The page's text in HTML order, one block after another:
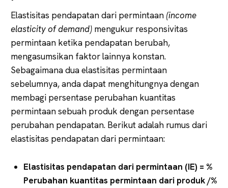
Elastisitas pendapatan dari permintaan (income
elasticityofdemand) mengukur responsivitas
permintaan ketika pendapatan berubah,
mengasumsikan faktor lainnya konstan.
Sebagaimana dua elastisitas permintaan
sebelumnya, anda dapat menghitungnya dengan
membagi persentase perubahan kuantitas
permintaan sebuah produk dengan persentase
perubahan pendapatan. Berikut adalah rumus dari
elastisitas pendapatan dari permintaan:
Elastisitas pendapatan dari permintaan (IE) = %
Perubahan kuantitas permintaan dari produk /%